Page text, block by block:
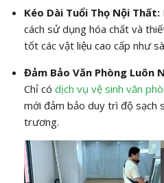
Kéo Dài Tuổi Thọ Nội Thất:
cách sử dụng hóa chất và
tốt các vật liệu cao cấp như
Đảm Bảo Văn Phòng Luôn
Chỉ có dịch vụ vệ sinh văn
mới đảm bảo duy trì độ sạch
trương.